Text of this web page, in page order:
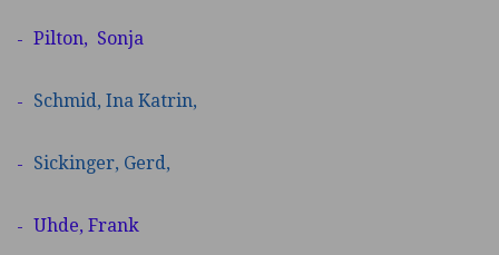
Pilton, Sonja
Schmid, Ina Katrin,
Sickinger, Gerd,
Uhde, Frank